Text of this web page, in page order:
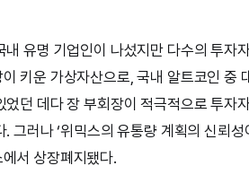
내 유명 기업인이 나섰지만 다수의 투자
키운 가상자산으로, 국내 알트코인 중
었던 데다 장 부회장이 적극적으로 투자
. 그러나 ‘위믹스의 유통량 계획의 신뢰
서 상장폐지됐다.